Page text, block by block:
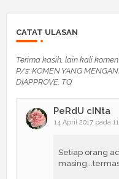
CATAT ULASAN
Terima kasih, lain kali
P/s: KOMEN YANG
DIAPPROVE. TQ
PeRdU cINta
14 April 2017 pada
Setiap orang